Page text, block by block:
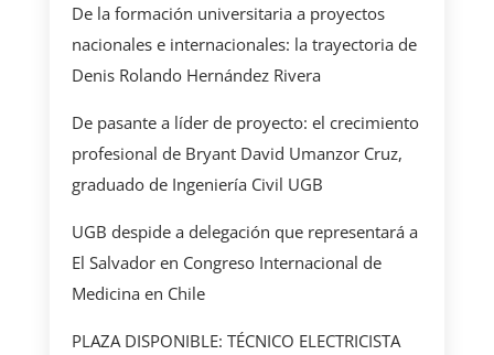
De la formación universitaria a proyectos
nacionales e internacionales: la trayectoria de
Denis Rolando Hernández Rivera
De pasante a líder de proyecto: el crecimiento
profesional de Bryant David Umanzor Cruz,
graduado de Ingeniería Civil UGB
UGB despide a delegación que representará a
El Salvador en Congreso Internacional de
Medicina en Chile
PLAZA DISPONIBLE: TÉCNICO ELECTRICISTA